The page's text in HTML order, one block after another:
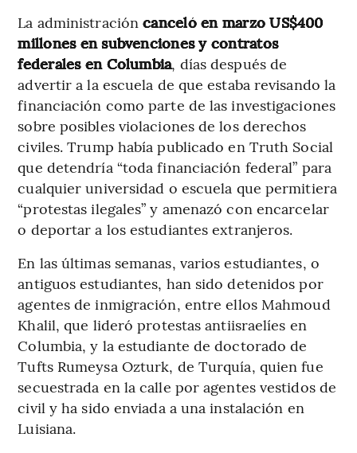
La administracióncanceló en marzo US$400
millones en subvenciones y contratos
federales en Columbia, días después de
advertir a la escuela de que estaba revisando la
financiación como parte de las investigaciones
sobre posibles violaciones de los derechos
civiles. Trump había publicado en Truth Social
que detendría “toda financiación federal” para
cualquier universidad o escuela que permitiera
“protestas ilegales” y amenazó con encarcelar
o deportar a los estudiantes extranjeros.
En las últimas semanas, varios estudiantes, o
antiguos estudiantes, han sido detenidos por
agentes de inmigración, entre ellos Mahmoud
Khalil, que lideró protestas antiisraelíes en
Columbia, y la estudiante de doctorado de
Tufts Rumeysa Ozturk, de Turquía, quien fue
secuestrada en la calle por agentes vestidos de
civil y ha sido enviada a una instalación en
Luisiana.